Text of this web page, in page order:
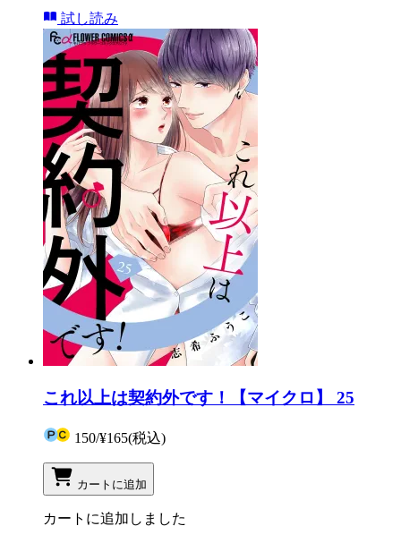
試し読み
これ以上は契約外です！【マイクロ】 25
150/¥165(税込)
カートに追加
カートに追加しました